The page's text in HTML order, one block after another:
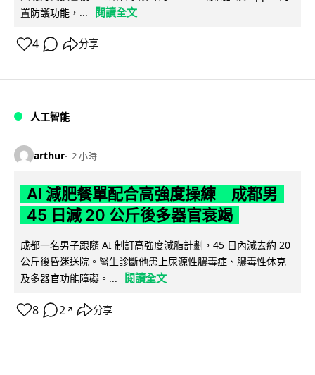
置防護功能，...
閱讀全文
4 分享
人工智能
arthur 2 小時
AI 減肥餐單配合高強度操練 成都男
45 日減 20 公斤後多器官衰竭
成都一名男子跟隨 AI 制訂高強度減脂計劃，45 日內減去約 20
公斤後昏迷送院。醫生診斷他患上尿源性膿毒症、膿毒性休克
及多器官功能障礙。...
閱讀全文
8 2 ↗ 分享